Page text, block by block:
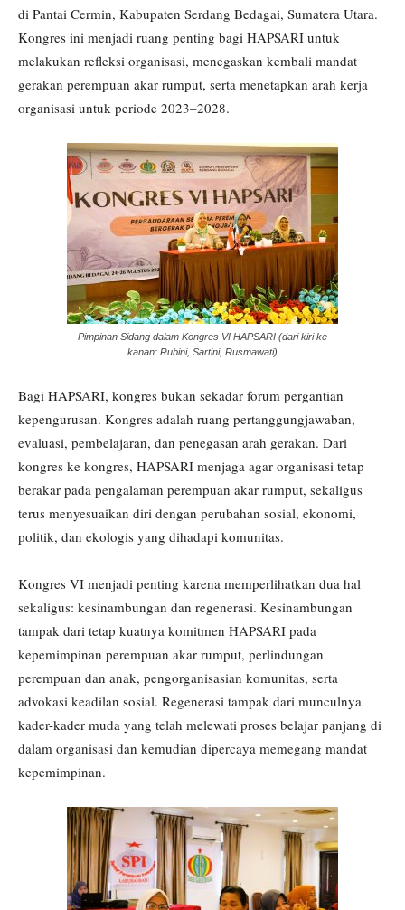
di Pantai Cermin, Kabupaten Serdang Bedagai, Sumatera Utara.
Kongres ini menjadi ruang penting bagi HAPSARI untuk
melakukan refleksi organisasi, menegaskan kembali mandat
gerakan perempuan akar rumput, serta menetapkan arah kerja
organisasi untuk periode 2023–2028.
Pimpinan Sidang dalam Kongres VI HAPSARI (dari kiri ke
kanan: Rubini, Sartini, Rusmawati)
Bagi HAPSARI, kongres bukan sekadar forum pergantian
kepengurusan. Kongres adalah ruang pertanggungjawaban,
evaluasi, pembelajaran, dan penegasan arah gerakan. Dari
kongres ke kongres, HAPSARI menjaga agar organisasi tetap
berakar pada pengalaman perempuan akar rumput, sekaligus
terus menyesuaikan diri dengan perubahan sosial, ekonomi,
politik, dan ekologis yang dihadapi komunitas.
Kongres VI menjadi penting karena memperlihatkan dua hal
sekaligus: kesinambungan dan regenerasi. Kesinambungan
tampak dari tetap kuatnya komitmen HAPSARI pada
kepemimpinan perempuan akar rumput, perlindungan
perempuan dan anak, pengorganisasian komunitas, serta
advokasi keadilan sosial. Regenerasi tampak dari munculnya
kader-kader muda yang telah melewati proses belajar panjang di
dalam organisasi dan kemudian dipercaya memegang mandat
kepemimpinan.